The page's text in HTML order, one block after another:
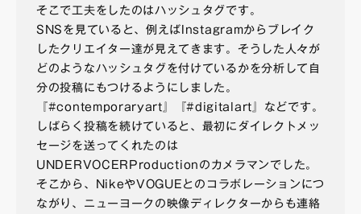
そこで工夫をしたのはハッシュタグです。
SNSを見ていると、例えばInstagramからブレイク
したクリエイター達が見えてきます。そうした人々が
どのようなハッシュタグを付けているかを分析して自
分の投稿にもつけるようにしました。
『#contemporaryart』『#digitalart』などです。
しばらく投稿を続けていると、最初にダイレクトメッ
セージを送ってくれたのは
UNDERVOCERProductionのカメラマンでした。
そこから、NikeやVOGUEとのコラボレーションにつ
ながり、ニューヨークの映像ディレクターからも連絡